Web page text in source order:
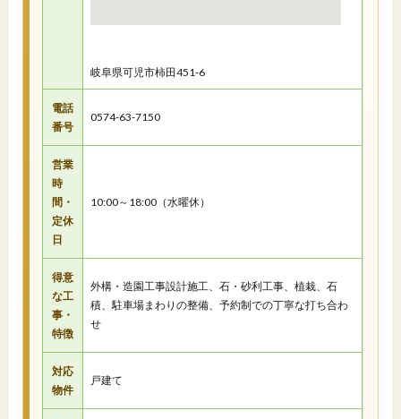
岐阜県可児市柿田451-6
電話
番号
0574-63-7150
営業
時
間・
定休
日
10:00～18:00（水曜休）
得意
な工
事・
特徴
外構・造園工事設計施工、石・砂利工事、植栽、石
積、駐車場まわりの整備、予約制での丁寧な打ち合わ
せ
対応
物件
戸建て